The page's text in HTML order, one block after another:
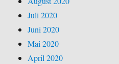
Juli 2020
Juni 2020
Mai 2020
April 2020